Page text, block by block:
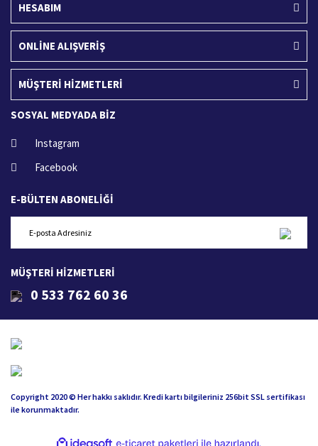
HESABIM
ONLİNE ALIŞVERİŞ
MÜŞTERİ HİZMETLERİ
SOSYAL MEDYADA BİZ
Instagram
Facebook
E-BÜLTEN ABONELİĞİ
MÜŞTERİ HİZMETLERİ
0 533 762 60 36
Copyright 2020 © Her hakkı saklıdır. Kredi kartı bilgileriniz 256bit SSL sertifikası
ile korunmaktadır.
ideasoft e-